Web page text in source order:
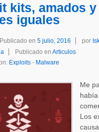
kits, amados
iguales
Publicado en 5 julio, 2016 por
Publicado en Articulos
Exploits- Malware
Me
Los